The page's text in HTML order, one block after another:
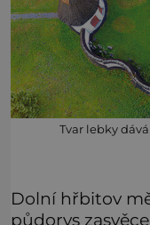
Tvar lebky
Dolní hřbitov
půdorys